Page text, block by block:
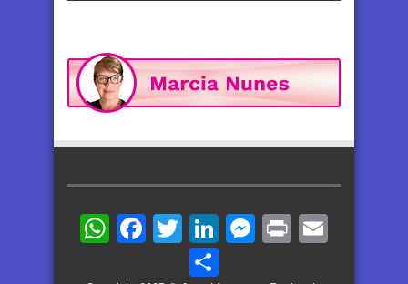
WhatsApp
Facebook
TwitterLinkedIn
Messenger
Print